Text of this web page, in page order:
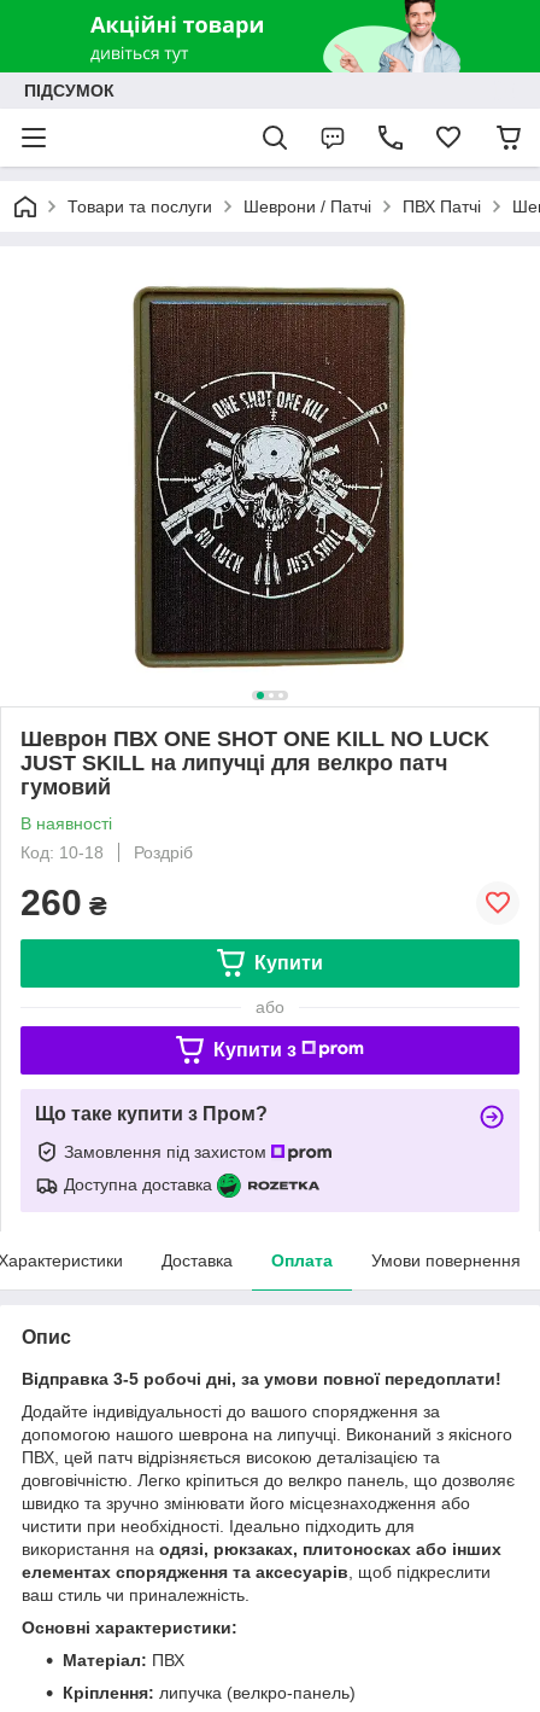
ПІДСУМОК
Товари та послуги Шеврони / Патчі ПВХ Патчі
Шеврон ПВХ ONE SHOT ONE KILL NO LUCK
JUST SKILL на липучці для велкро патч
гумовий
В наявності
Код: 10-18
Роздріб
260 ₴
Купити
або
Купити з
Що таке купити з Пром?
Замовлення під захистом
Доступна доставка
Доставка Оплата Умови повернення
Опис
Відправка 3-5 робочі дні, за умови повної передоплати!
Додайте індивідуальності до вашого спорядження за
допомогою нашого шеврона на липучці. Виконаний з якісного
ПВХ, цей патч відрізняється високою деталізацією та
довговічністю. Легко кріпиться до велкро панель, що дозволяє
швидко та зручно змінювати його місцезнаходження або
чистити при необхідності. Ідеально підходить для
використання на одязі, рюкзаках, плитоносках або інших
елементах спорядження та аксесуарів , щоб підкреслити
ваш стиль чи приналежність.
Основні характеристики:
Матеріал: ПВХ
Кріплення: липучка (велкро-панель)